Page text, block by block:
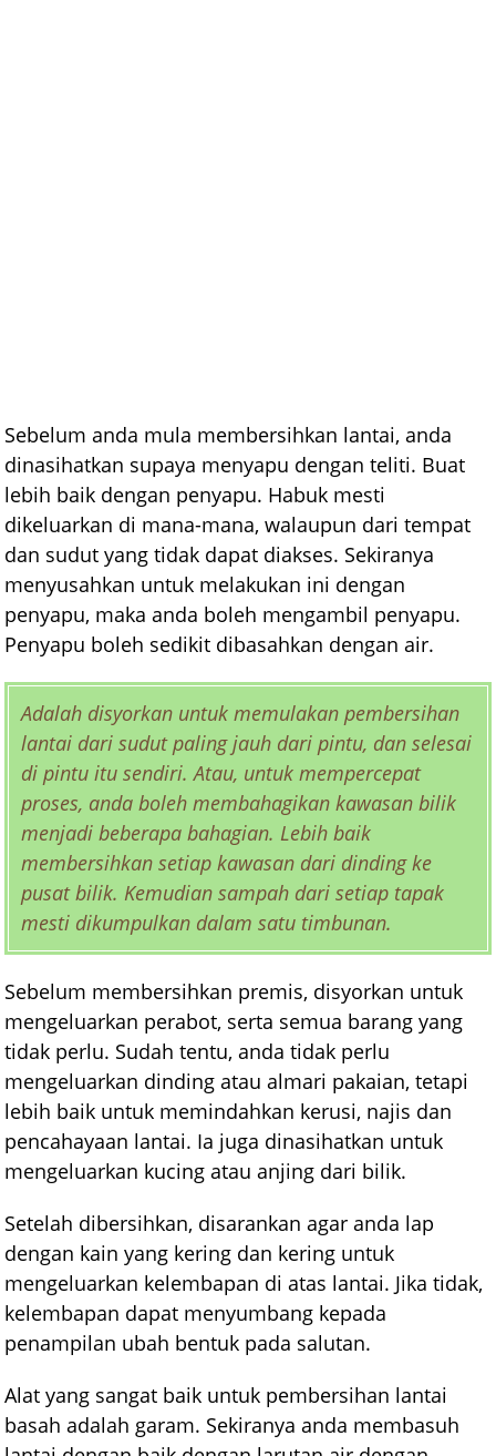
Sebelum anda mula membersihkan lantai, anda
dinasihatkan supaya menyapu dengan teliti. Buat
lebih baik dengan penyapu. Habuk mesti
dikeluarkan di mana-mana, walaupun dari tempat
dan sudut yang tidak dapat diakses. Sekiranya
menyusahkan untuk melakukan ini dengan
penyapu, maka anda boleh mengambil penyapu.
Penyapu boleh sedikit dibasahkan dengan air.
Adalah disyorkan untuk memulakan pembersihan
lantai dari sudut paling jauh dari pintu, dan selesai
di pintu itu sendiri. Atau, untuk mempercepat
proses, anda boleh membahagikan kawasan bilik
menjadi beberapa bahagian. Lebih baik
membersihkan setiap kawasan dari dinding ke
pusat bilik. Kemudian sampah dari setiap tapak
mesti dikumpulkan dalam satu timbunan.
Sebelum membersihkan premis, disyorkan untuk
mengeluarkan perabot, serta semua barang yang
tidak perlu. Sudah tentu, anda tidak perlu
mengeluarkan dinding atau almari pakaian, tetapi
lebih baik untuk memindahkan kerusi, najis dan
pencahayaan lantai. Ia juga dinasihatkan untuk
mengeluarkan kucing atau anjing dari bilik.
Setelah dibersihkan, disarankan agar anda lap
dengan kain yang kering dan kering untuk
mengeluarkan kelembapan di atas lantai. Jika tidak,
kelembapan dapat menyumbang kepada
penampilan ubah bentuk pada salutan.
Alat yang sangat baik untuk pembersihan lantai
basah adalah garam. Sekiranya anda membasuh